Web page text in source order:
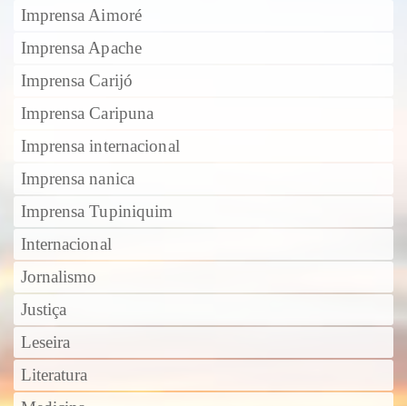
Imprensa Aimoré
Imprensa Apache
Imprensa Carijó
Imprensa Caripuna
Imprensa internacional
Imprensa nanica
Imprensa Tupiniquim
Internacional
Jornalismo
Justiça
Leseira
Literatura